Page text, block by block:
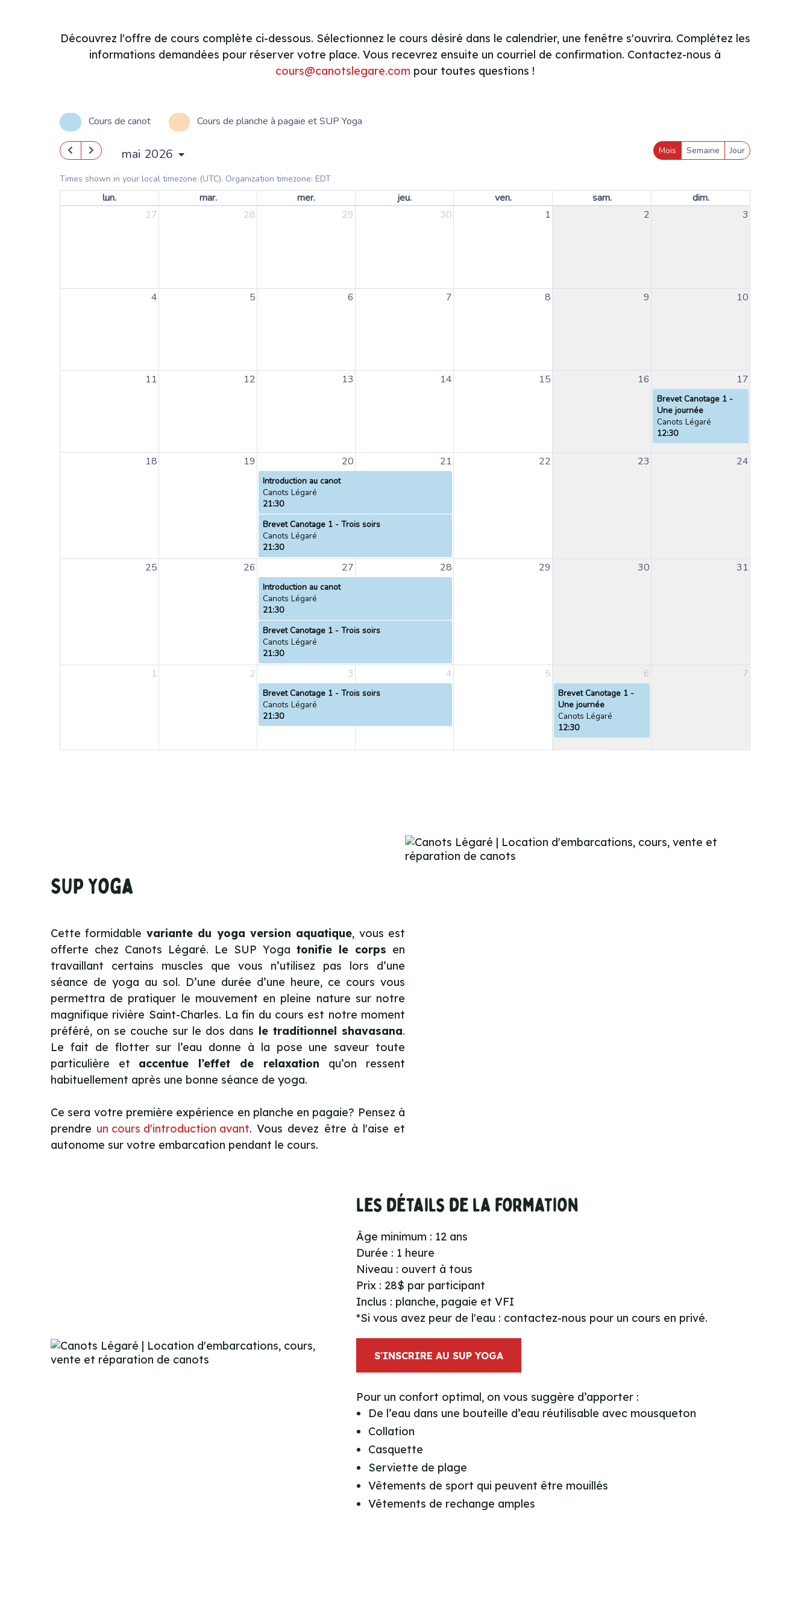
Découvrez l'offre de cours complète ci-dessous. Sélectionnez le cours désiré dans le calendrier, une fenêtre s'ouvrira. Complétez les
informations demandées pour réserver votre place. Vous recevrez ensuite un courriel de confirmation. Contactez-nous à
cours@canotslegare.com pour toutes questions !
SUP Yoga
Cette formidable variante du yoga version aquatique, vous est
offerte chez Canots Légaré. Le SUP Yoga tonifie le corps en
travaillant certains muscles que vous n’utilisez pas lors d’une
séance de yoga au sol. D’une durée d’une heure, ce cours vous
permettra de pratiquer le mouvement en pleine nature sur notre
magnifique rivière Saint-Charles. La fin du cours est notre moment
préféré, on se couche sur le dos dans le traditionnel shavasana.
Le fait de flotter sur l’eau donne à la pose une saveur toute
particulière et accentue l’effet de relaxation qu’on ressent
habituellement après une bonne séance de yoga.
Ce sera votre première expérience en planche en pagaie? Pensez à
prendre un cours d'introduction avant. Vous devez être à l'aise et
autonome sur votre embarcation pendant le cours.
Les détails de la formation
Âge minimum : 12 ans
Durée : 1 heure
Niveau : ouvert à tous
Prix : 28$ par participant
Inclus : planche, pagaie et VFI
*Si vous avez peur de l'eau : contactez-nous pour un cours en privé.
S'INSCRIRE AU SUP YOGA
Pour un confort optimal, on vous suggère d’apporter :
De l’eau dans une bouteille d’eau réutilisable avec mousqueton
Collation
Casquette
Serviette de plage
Vêtements de sport qui peuvent être mouillés
Vêtements de rechange amples